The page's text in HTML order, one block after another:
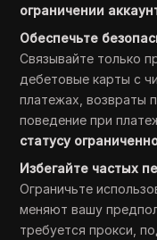
ограничении
Обеспечьте
Связывайте только
дебетовые карты с
платежах, возвраты
поведение при
статусу
Избегайте частых
Ограничьте
меняют вашу
требуется прокси,